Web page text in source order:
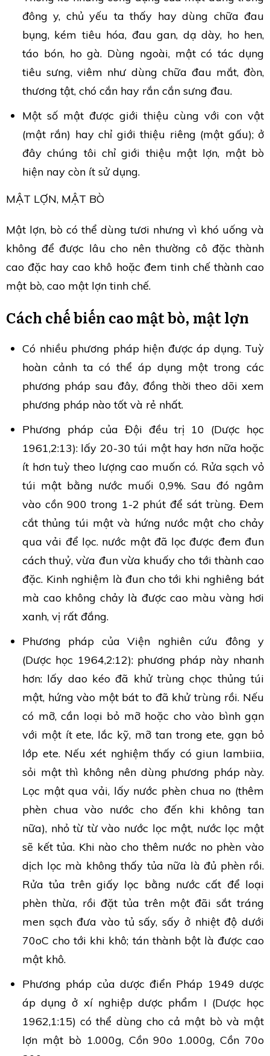
đông y, chủ yếu ta thấy hay dùng chữa đau
bụng, kém tiêu hóa, đau gan, dạ dày, ho hen,
táo bón, ho gà. Dùng ngoài, mật có tác dụng
tiêu sưng, viêm như dùng chữa đau mắt, đòn,
thương tật, chó cắn hay rắn cắn sưng đau.
Một số mật được giới thiệu cùng với con vật
(mật rắn) hay chỉ giới thiệu riêng (mật gấu); ở
đây chúng tôi chỉ giới thiệu mật lợn, mật bò
hiện nay còn ít sử dụng.
MẬT LỢN, MẬT BÒ
Mật lợn, bò có thể dùng tươi nhưng vì khó uống và
không để được lâu cho nên thường cô đặc thành
cao đặc hay cao khô hoặc đem tinh chế thành cao
mật bò, cao mật lợn tinh chế.
Cách chế biến cao mật bò, mật lợn
Có nhiều phương pháp hiện được áp dụng. Tuỳ
hoàn cảnh ta có thể áp dụng một trong các
phương pháp sau đây, đồng thời theo dõi xem
phương pháp nào tốt và rẻ nhất.
Phương pháp của Đội đều trị 10 (Dược học
1961,2:13): lấy 20-30 túi mật hay hơn nữa hoặc
ít hơn tuỳ theo lượng cao muốn có. Rửa sạch vỏ
túi mật bằng nước muối 0,9%. Sau đó ngâm
vào cồn 900 trong 1-2 phút để sát trùng. Đem
cắt thủng túi mật và hứng nước mật cho chảy
qua vải để lọc. nước mật đã lọc được đem đun
cách thuỷ, vừa đun vừa khuấy cho tới thành cao
đặc. Kinh nghiệm là đun cho tới khi nghiêng bát
mà cao không chảy là được cao màu vàng hơi
xanh, vị rất đắng.
Phương pháp của Viện nghiên cứu đông y
(Dược học 1964,2:12): phương pháp này nhanh
hơn: lấy dao kéo đã khử trùng chọc thủng túi
mật, hứng vào một bát to đã khử trùng rồi. Nếu
có mỡ, cần loại bỏ mỡ hoặc cho vào bình gạn
với một ít ete, lắc kỹ, mỡ tan trong ete, gạn bỏ
lớp ete. Nếu xét nghiệm thấy có giun lambiia,
sỏi mật thì không nên dùng phương pháp này.
Lọc mật qua vải, lấy nước phèn chua no (thêm
phèn chua vào nước cho đến khi không tan
nữa), nhỏ từ từ vào nước lọc mật, nước lọc mật
sẽ kết tủa. Khi nào cho thêm nước no phèn vào
dịch lọc mà không thấy tủa nữa là đủ phèn rồi.
Rửa tủa trên giấy lọc bằng nước cất để loại
phèn thừa, rồi đặt tủa trên một đãi sắt tráng
men sạch đưa vào tủ sấy, sấy ở nhiệt độ dưới
70oC cho tới khi khô; tán thành bột là được cao
mật khô.
Phương pháp của dược điển Pháp 1949 dược
áp dụng ở xí nghiệp dược phẩm I (Dược học
1962,1:15) có thể dùng cho cả mật bò và mật
lợn mật bò 1.000g, Cồn 90o 1.000g, Cồn 70o